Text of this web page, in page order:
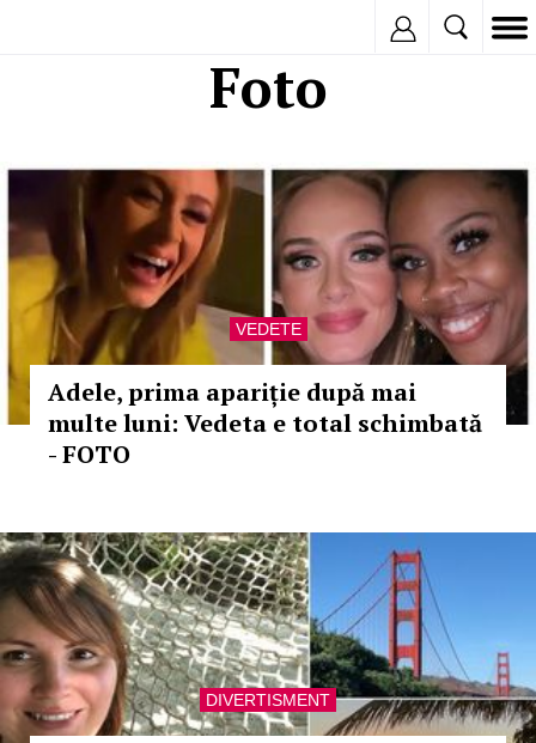
Foto
VEDETE
Adele, prima apariție după mai
multe luni: Vedeta e total schimbată
- FOTO
DIVERTISMENT